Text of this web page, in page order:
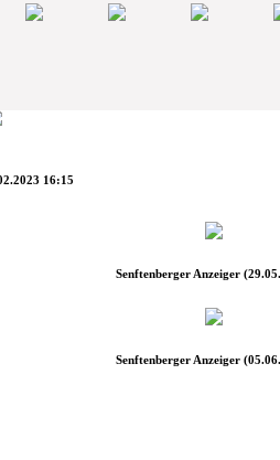
16:15
Senftenberger Anzeiger
Senftenberger Anzeiger